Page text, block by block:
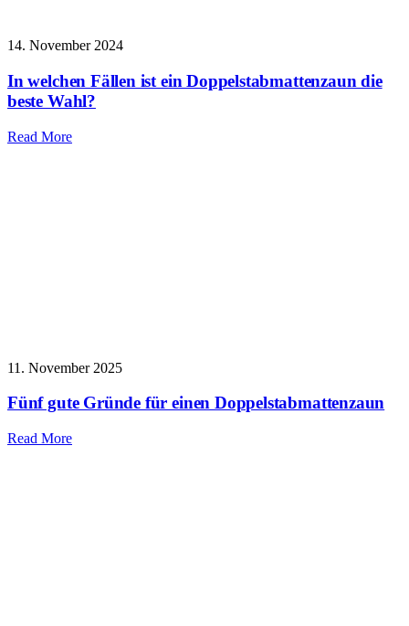
14. November 2024
In welchen Fällen ist ein Doppelstabmattenzaun die
beste Wahl?
Read More
11. November 2025
Fünf gute Gründe für einen Doppelstabmattenzaun
Read More